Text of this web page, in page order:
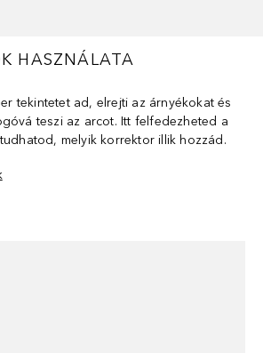
HASZNÁLATA
tekintetet ad, elrejti az árnyékokat és
teszi az arcot. Itt felfedezheted a
melyik korrektor illik hozzád.